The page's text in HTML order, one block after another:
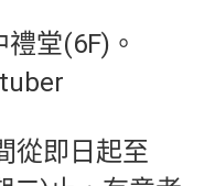
堂(6F)。
從即日起至